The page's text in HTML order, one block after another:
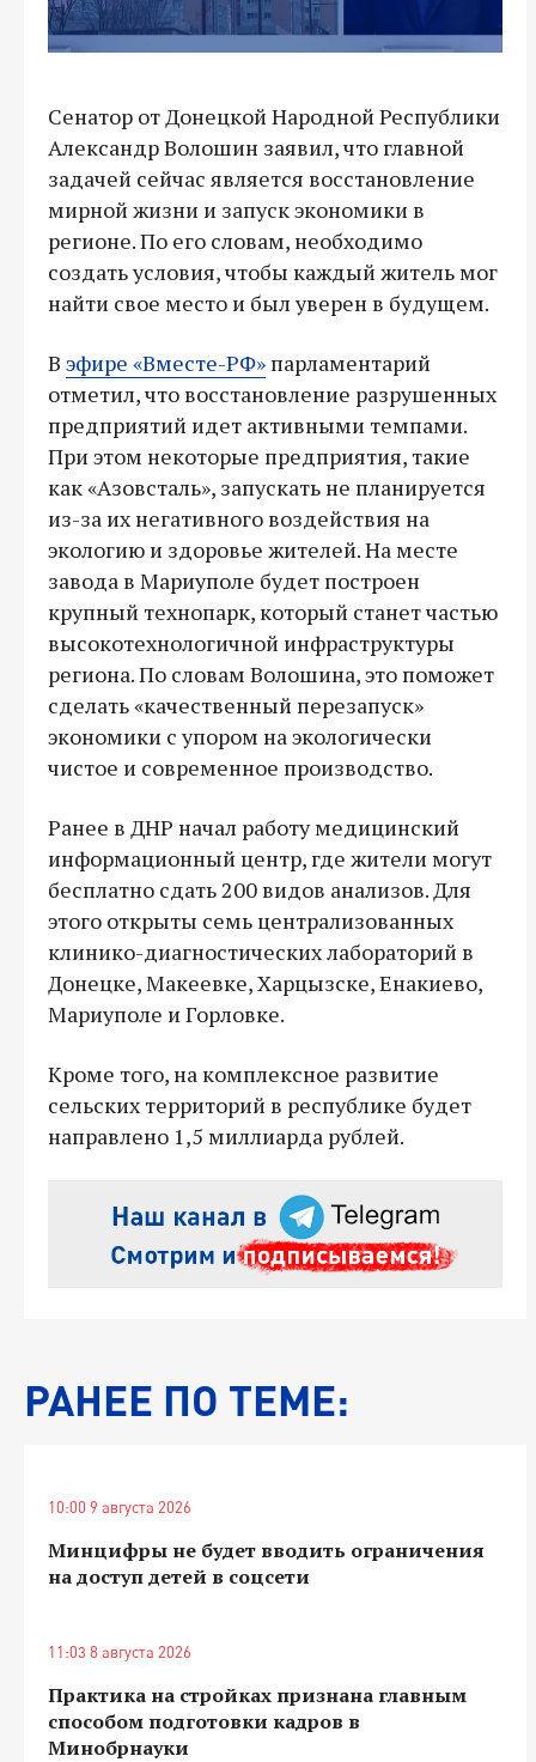
Сенатор от Донецкой Народной Республики
Александр Волошин заявил, что главной
задачей сейчас является восстановление
мирной жизни и запуск экономики в
регионе. По его словам, необходимо
создать условия, чтобы каждый житель мог
найти свое место и был уверен в будущем.
В эфире «Вместе-РФ» парламентарий
отметил, что восстановление разрушенных
предприятий идет активными темпами.
При этом некоторые предприятия, такие
как «Азовсталь», запускать не планируется
из-за их негативного воздействия на
экологию и здоровье жителей. На месте
завода в Мариуполе будет построен
крупный технопарк, который станет частью
высокотехнологичной инфраструктуры
региона. По словам Волошина, это поможет
сделать «качественный перезапуск»
экономики с упором на экологически
чистое и современное производство.
Ранее в ДНР начал работу медицинский
информационный центр, где жители могут
бесплатно сдать 200 видов анализов. Для
этого открыты семь централизованных
клинико-диагностических лабораторий в
Донецке, Макеевке, Харцызске, Енакиево,
Мариуполе и Горловке.
Кроме того, на комплексное развитие
сельских территорий в республике будет
направлено 1,5 миллиарда рублей.
РАНЕЕ ПО ТЕМЕ:
10:00 9 августа 2026
Минцифры не будет вводить ограничения
на доступ детей в соцсети
11:03 8 августа 2026
Практика на стройках признана главным
способом подготовки кадров в
Минобрнауки